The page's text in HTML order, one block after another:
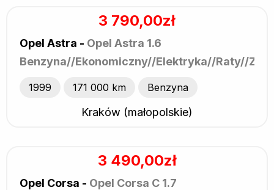
3 790,00zł
Opel Astra - Opel Astra 1.6
Benzyna//Ekonomiczny//Elektryka//Raty//
1999 171 000 km Benzyna
Kraków (małopolskie)
3 490,00zł
Opel Corsa - Opel Corsa C 1.7